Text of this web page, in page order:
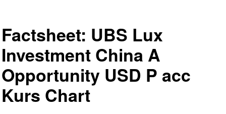
Factsheet: UBS Lux
Investment China A
Opportunity USD P acc
Kurs Chart